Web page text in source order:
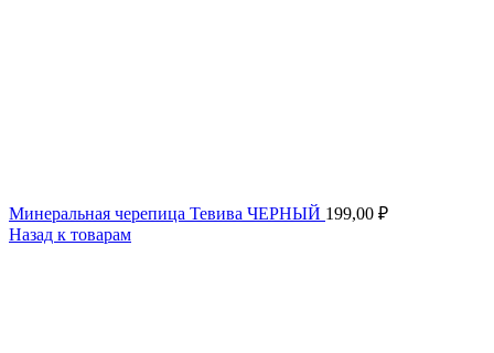
Минеральная черепица Тевива ЧЕРНЫЙ 199,00 ₽
Назад к товарам